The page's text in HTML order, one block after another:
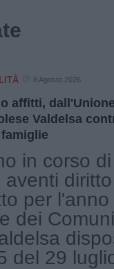
8 Agosto 2026
affitti,
Valdelsa
famiglie
in corso
aventi
per
dei
del 29